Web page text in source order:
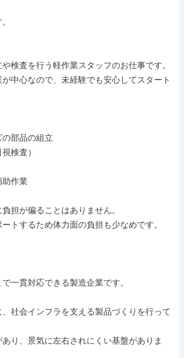
検査を行う軽作業スタッフのお仕事です。
中心なので、未経験でも安心してスタート
の部品の組立
検査）
助作業
担が偏ることはありません。
トするため体力面の負担も少なめです。
一貫対応できる製造企業です。
社会インフラを支える製品づくりを行って
り、景気に左右されにくい基盤がありま